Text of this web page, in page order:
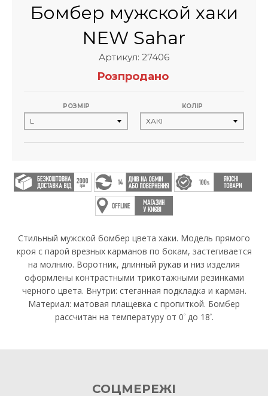
Бомбер мужской хаки
NEW Sahar
Артикул: 27406
Розпродано
РОЗМІР КОЛІР
Стильный мужской бомбер цвета хаки. Модель прямого
кроя с парой врезных карманов по бокам, застегивается
на молнию. Воротник, длинный рукав и низ изделия
оформлены контрастными трикотажными резинками
черного цвета. Внутри: стеганная подкладка и карман.
Материал: матовая плащевка с пропиткой. Бомбер
рассчитан на температуру от 0ºдо 18º.
СОЦМЕРЕЖІ